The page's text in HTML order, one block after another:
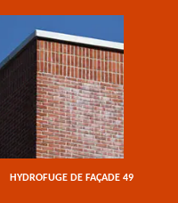
HYDROFUGE DE FAÇADE 49